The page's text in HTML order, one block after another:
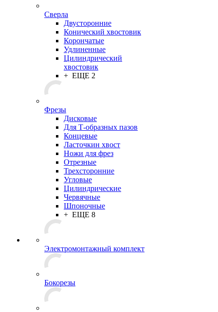
Сверла
Двусторонние
Конический хвостовик
Корончатые
Удлиненные
Цилиндрический
хвостовик
+ ЕЩЕ 2
Фрезы
Дисковые
Для Т-образных пазов
Концевые
Ласточкин хвост
Ножи для фрез
Отрезные
Трехсторонние
Угловые
Цилиндрические
Червячные
Шпоночные
+ ЕЩЕ 8
Электромонтажный комплект
Бокорезы